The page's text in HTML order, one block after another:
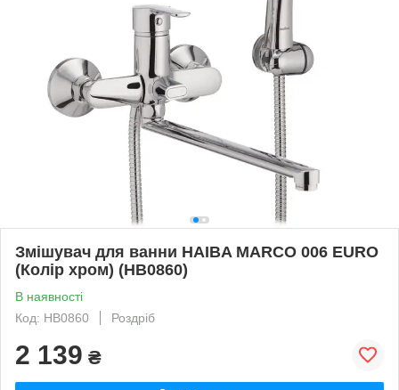
Змішувач для ванни HAIBA MARCO 006 EURO
(Колір хром) (HB0860)
В наявності
Код: HB0860
Роздріб
2 139 ₴